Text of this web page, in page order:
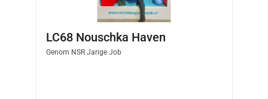
LC68 Nouschka Haven
Genom NSR Jarige Job